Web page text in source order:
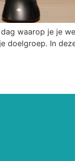
waarop je je
doelgroep. In